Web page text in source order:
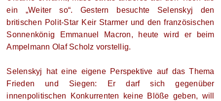
ein „Weiter so“. Gestern besuchte Selenskyj den
britischen Polit-Star Keir Starmer und den französischen
Sonnenkönig Emmanuel Macron, heute wird er beim
Ampelmann Olaf Scholz vorstellig.
Selenskyj hat eine eigene Perspektive auf das Thema
Frieden und Siegen: Er darf sich gegenüber
innenpolitischen Konkurrenten keine Blöße geben, will